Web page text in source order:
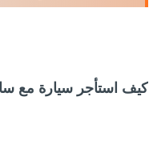
كيف استأجر سيارة مع